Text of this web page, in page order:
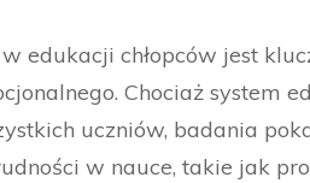
edukacji chłopców jest
Chociaż system
uczniów, badania
w nauce, takie jak